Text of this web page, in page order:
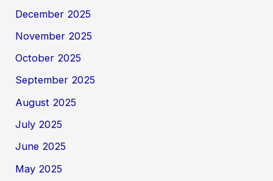
December 2025
November 2025
October 2025
September 2025
August 2025
July 2025
June 2025
May 2025